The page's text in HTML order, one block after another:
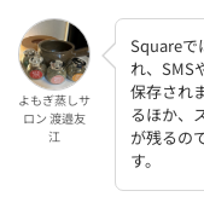
よもぎ蒸しサ
ロン 渡邉友
江
Squareで
れ、SMS
保存され
るほか、
が残るの
す。